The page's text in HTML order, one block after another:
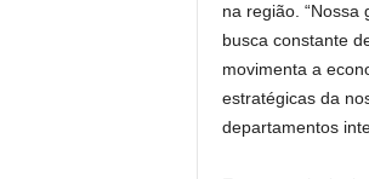
na região.
busca constante
movimenta a
estratégicas da
departamentos